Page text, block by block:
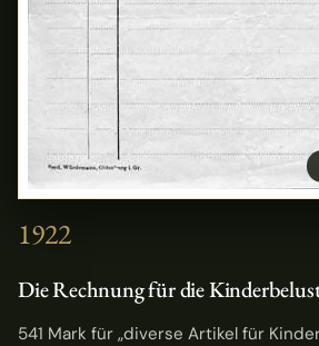
1922
Die Rechnung für die
541 Mark für „diverse Artikel für